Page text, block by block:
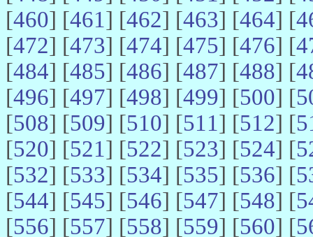
[460] [461] [462] [463] [464] [
[472] [473] [474] [475] [476] [
[484] [485] [486] [487] [488] [
[496] [497] [498] [499] [500] [
[508] [509] [510] [511] [512] [
[520] [521] [522] [523] [524] [
[532] [533] [534] [535] [536] [
[544] [545] [546] [547] [548] [
[556] [557] [558] [559] [560] [